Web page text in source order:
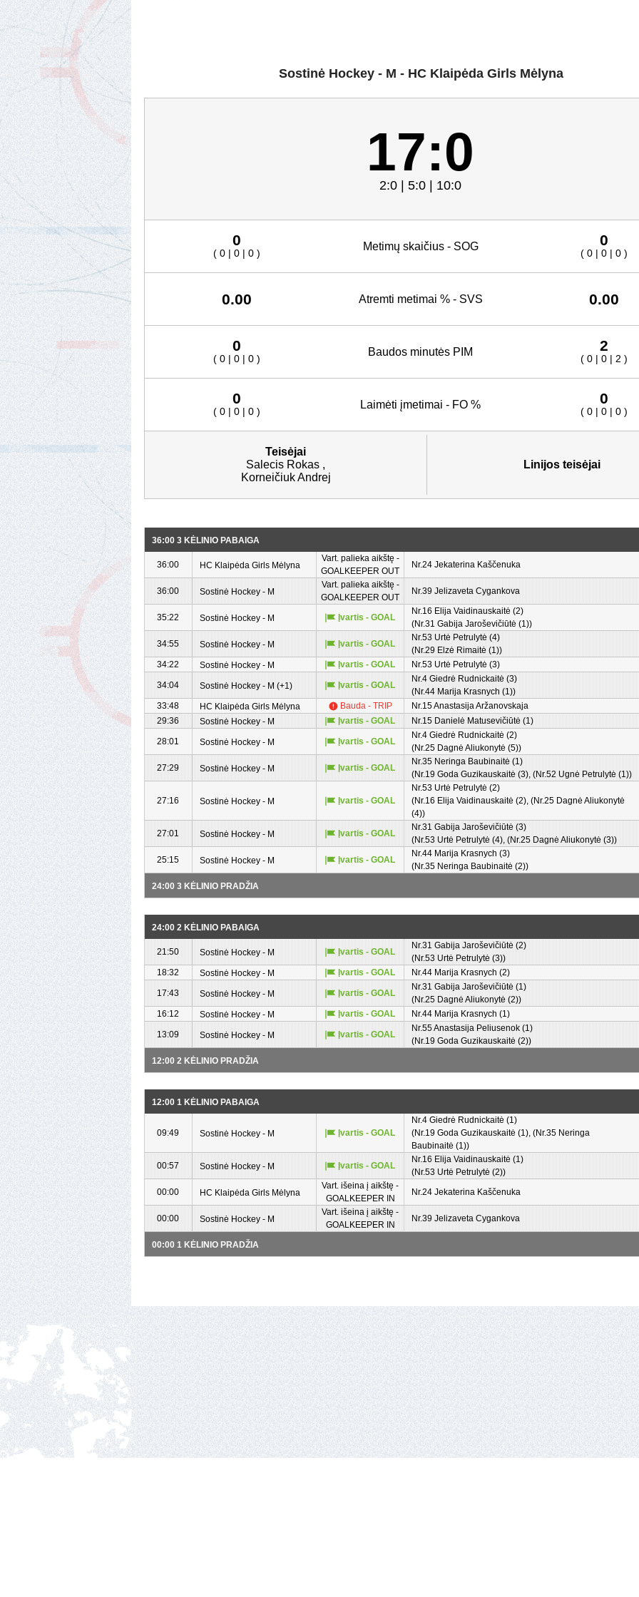
Sostinė Hockey - M - HC Klaipėda Girls Mėlyna
17:0
2:0 | 5:0 | 10:0
0
( 0 | 0 | 0 )
Metimų skaičius - SOG 0
( 0 | 0 | 0 )
0.00 Atremti metimai % - SVS 0.00
0
( 0 | 0 | 0 )
Baudos minutės PIM 2
( 0 | 0 | 2 )
0
( 0 | 0 | 0 )
Laimėti įmetimai - FO % 0
( 0 | 0 | 0 )
Teisėjai
Salecis Rokas ,
Korneičiuk Andrej
Linijos teisėjai
36:00 3 KĖLINIO PABAIGA
36:00 HC Klaipėda Girls Mėlyna
Vart. palieka aikštę -
GOALKEEPER OUT
Nr.24 Jekaterina Kaščenuka
36:00 Sostinė Hockey - M
Vart. palieka aikštę -
GOALKEEPER OUT
Nr.39 Jelizaveta Cygankova
35:22 Sostinė Hockey - M Įvartis - GOAL
Nr.16 Elija Vaidinauskaitė (2)
(Nr.31 Gabija Jaroševičiūtė (1))
34:55
Sostinė Hockey - M Įvartis - GOAL
Nr.53 Urtė Petrulytė (4)
(Nr.29 Elzė Rimaitė (1))
34:22
Sostinė Hockey - M Įvartis - GOAL Nr.53 Urtė Petrulytė (3)
34:04 Sostinė Hockey - M (+1) Įvartis - GOAL
Nr.4 Giedrė Rudnickaitė (3)
(Nr.44 Marija Krasnych (1))
33:48
HC Klaipėda Girls Mėlyna Bauda - TRIP
Nr.15 Anastasija Aržanovskaja
29:36
Sostinė Hockey - M Įvartis - GOAL Nr.15 Danielė Matusevičiūtė (1)
28:01 Sostinė Hockey - M Įvartis - GOAL
Nr.4 Giedrė Rudnickaitė (2)
(Nr.25 Dagnė Aliukonytė (5))
27:29
Sostinė Hockey - M Įvartis - GOAL
Nr.35 Neringa Baubinaitė (1)
(Nr.19 Goda Guzikauskaitė (3), (Nr.52 Ugnė Petrulytė (1))
27:16 Sostinė Hockey - M Įvartis - GOAL
Nr.53 Urtė Petrulytė (2)
(Nr.16 Elija Vaidinauskaitė (2), (Nr.25 Dagnė Aliukonytė
(4))
27:01
Sostinė Hockey - M Įvartis - GOAL
Nr.31 Gabija Jaroševičiūtė (3)
(Nr.53 Urtė Petrulytė (4), (Nr.25 Dagnė Aliukonytė (3))
25:15
Sostinė Hockey - M Įvartis - GOAL
Nr.44 Marija Krasnych (3)
(Nr.35 Neringa Baubinaitė (2))
24:00 3 KĖLINIO PRADŽIA
24:00 2 KĖLINIO PABAIGA
21:50 Sostinė Hockey - M Įvartis - GOAL
Nr.31 Gabija Jaroševičiūtė (2)
(Nr.53 Urtė Petrulytė (3))
18:32
Sostinė Hockey - M Įvartis - GOAL Nr.44 Marija Krasnych (2)
17:43 Sostinė Hockey - M Įvartis - GOAL
Nr.31 Gabija Jaroševičiūtė (1)
(Nr.25 Dagnė Aliukonytė (2))
16:12
Sostinė Hockey - M Įvartis - GOAL Nr.44 Marija Krasnych (1)
13:09 Sostinė Hockey - M Įvartis - GOAL
Nr.55 Anastasija Peliusenok (1)
(Nr.19 Goda Guzikauskaitė (2))
12:00 2 KĖLINIO PRADŽIA
12:00 1 KĖLINIO PABAIGA
09:49 Sostinė Hockey - M Įvartis - GOAL
Nr.4 Giedrė Rudnickaitė (1)
(Nr.19 Goda Guzikauskaitė (1), (Nr.35 Neringa
Baubinaitė (1))
00:57
Sostinė Hockey - M Įvartis - GOAL
Nr.16 Elija Vaidinauskaitė (1)
(Nr.53 Urtė Petrulytė (2))
00:00
HC Klaipėda Girls Mėlyna
Vart. išeina į aikštę -
GOALKEEPER IN
Nr.24 Jekaterina Kaščenuka
00:00 Sostinė Hockey - M
Vart. išeina į aikštę -
GOALKEEPER IN
Nr.39 Jelizaveta Cygankova
00:00 1 KĖLINIO PRADŽIA